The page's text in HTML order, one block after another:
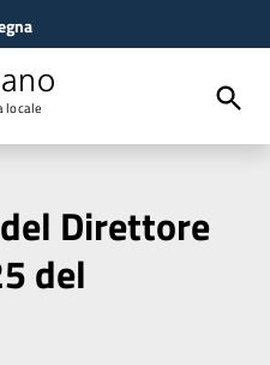
locale
Direttore
del